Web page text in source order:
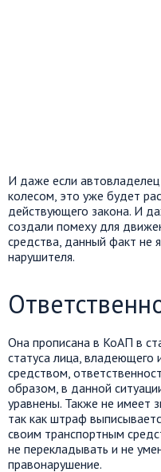
И даже если
колесом, это уже будет
действующего закона. И
создали помеху для
средства, данный факт не
нарушителя.
Она прописана в КоАП в
статуса лица, владеющего
средством,
образом, в данной
уравнены. Также не имеет
так как штраф
своим транспортным
не перекладывать и не
правонарушение.